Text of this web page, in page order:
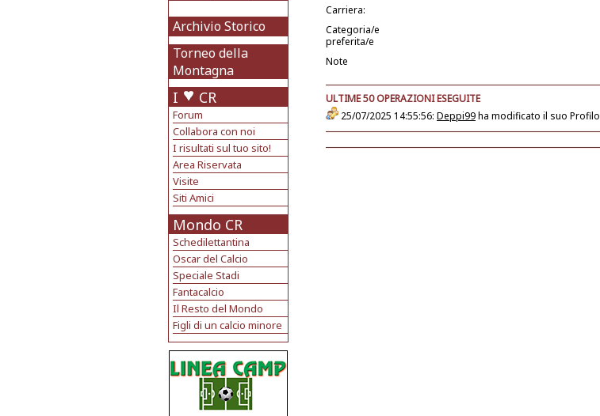
Archivio Storico
Torneo della
Montagna
I CR
Forum
Collabora con noi
I risultati sul tuo sito!
Area Riservata
Visite
Siti Amici
Mondo CR
Schedilettantina
Oscar del Calcio
Speciale Stadi
Fantacalcio
Il Resto del Mondo
Figli di un calcio minore
Carriera:
Categoria/e
preferita/e
Note
ULTIME 50 OPERAZIONI ESEGUITE
25/07/2025 14:55:56: Deppi99ha modificato il suo Profilo